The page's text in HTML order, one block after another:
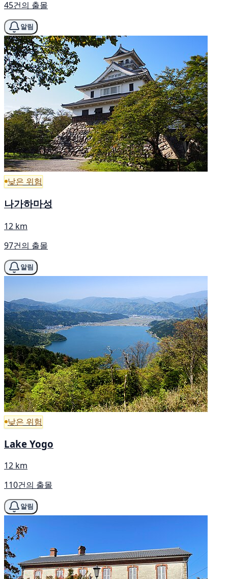
45건의 출몰
알림
낮은 위험
나가하마성
12 km
97건의 출몰
알림
낮은 위험
Lake Yogo
12 km
110건의 출몰
알림